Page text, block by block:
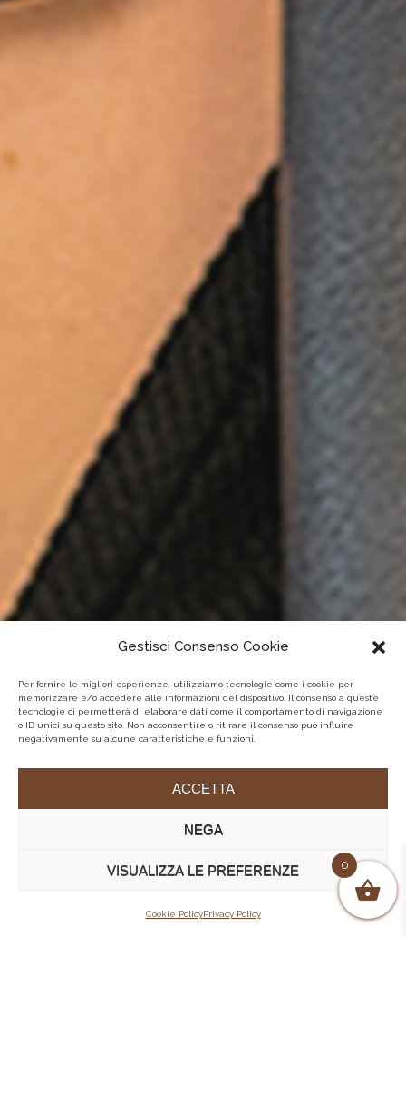
Gestisci Consenso Cookie
Per fornire le migliori esperienze, utilizziamo tecnologie come i cookie per
memorizzare e/o accedere alle informazioni del dispositivo. Il consenso a queste
tecnologie ci permetterà di elaborare dati come il comportamento di navigazione
o ID unici su questo sito. Non acconsentire o ritirare il consenso può influire
negativamente su alcune caratteristiche e funzioni.
ACCETTA
NEGA
VISUALIZZA LE PREFERENZE
Cookie PolicyPrivacy Policy
0